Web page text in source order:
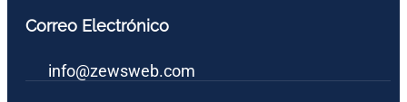
Correo Electrónico
info@zewsweb.com